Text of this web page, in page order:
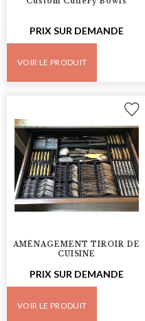
PRIX SUR DEMANDE
VOIR LE PRODUIT
AMÉNAGEMENT TIROIR DE
CUISINE
PRIX SUR DEMANDE
VOIR LE PRODUIT